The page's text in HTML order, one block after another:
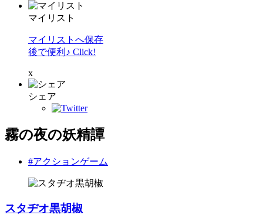
マイリスト
マイリストへ保存
後で便利♪ Click!
x
シェア
霧の夜の妖精譚
#アクションゲーム
スタヂオ黒胡椒